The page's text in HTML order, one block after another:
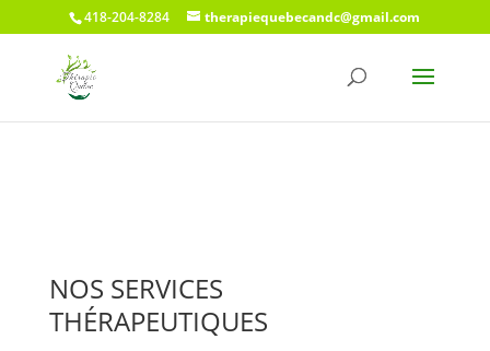
418-204-8284 therapiequebecandc@gmail.com
NOS SERVICES
THÉRAPEUTIQUES